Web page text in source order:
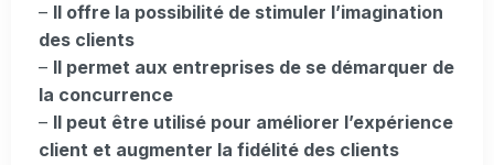
– Il offre la possibilité de stimuler l’imagination
des clients
– Il permet aux entreprises de se démarquer de
la concurrence
– Il peut être utilisé pour améliorer l’expérience
client et augmenter la fidélité des clients